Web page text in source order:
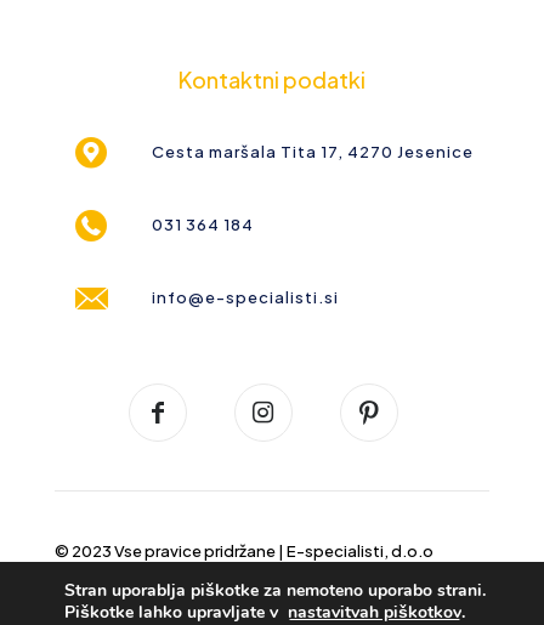
Kontaktni podatki
Cesta maršala Tita 17, 4270 Jesenice
031 364 184
info@e-specialisti.si
© 2023 Vse pravice pridržane | E-specialisti, d.o.o
Stran uporablja piškotke za nemoteno uporabo strani.
Piškotke lahko upravljate v nastavitvah piškotkov.